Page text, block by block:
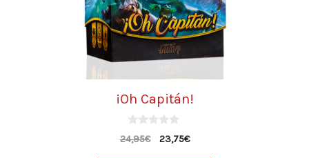
¡Oh Capitán!
0
d
24,95€ 23,75€